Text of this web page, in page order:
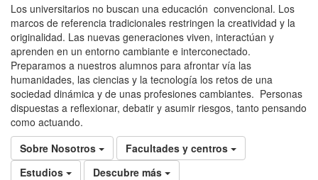
Los universitarios no buscan una educación convencional. Los
marcos de referencia tradicionales restringen la creatividad y la
originalidad. Las nuevas generaciones viven, interactúan y
aprenden en un entorno cambiante e interconectado.
Preparamos a nuestros alumnos para afrontar vía las
humanidades, las ciencias y la tecnología los retos de una
sociedad dinámica y de unas profesiones cambiantes. Personas
dispuestas a reflexionar, debatir y asumir riesgos, tanto pensando
como actuando.
Sobre Nosotros
Facultades y centros
Estudios
Descubre más